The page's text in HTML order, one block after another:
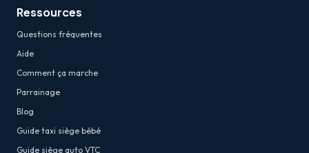
Ressources
Questions fréquentes
Aide
Comment ça marche
Parrainage
Blog
Guide taxi siège bébé
Guide siège auto VTC